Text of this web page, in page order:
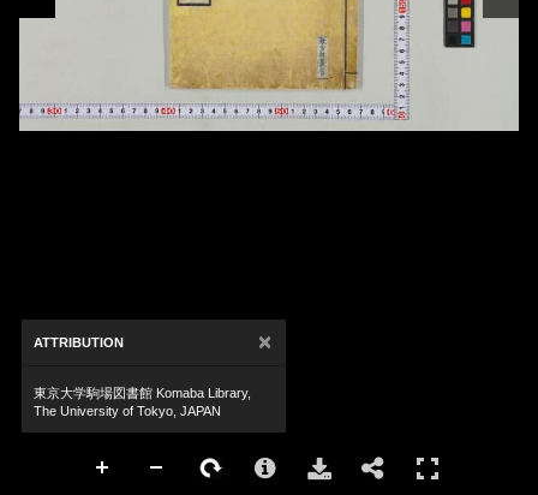
ATTRIBUTION ×
東京大学駒場図書館 Komaba Library,
The University of Tokyo, JAPAN